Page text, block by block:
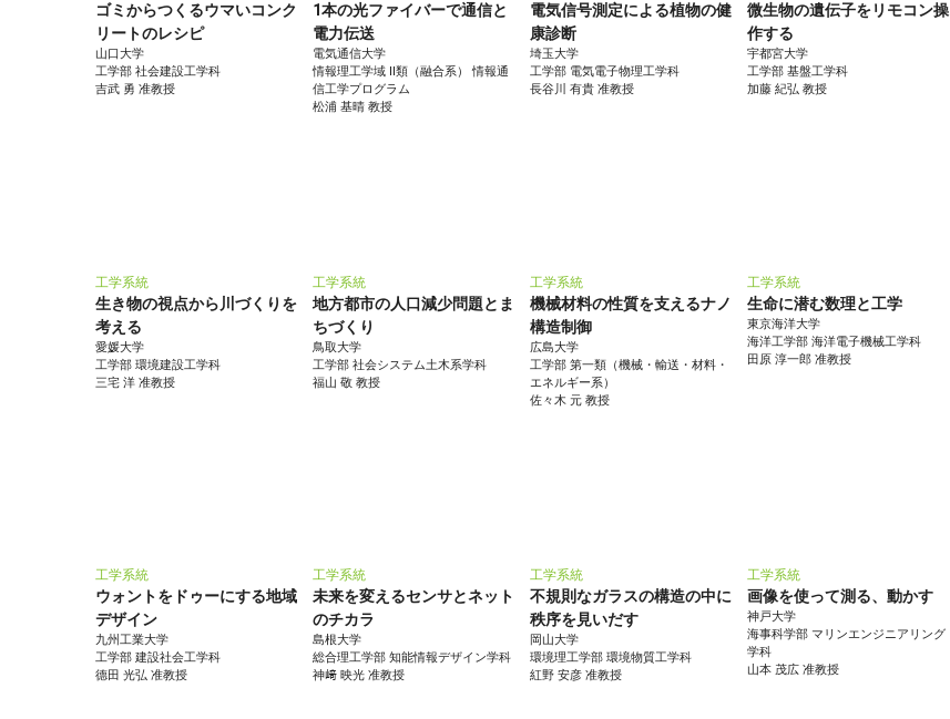
ゴミからつくるウマいコンク
リートのレシピ
山口大学
工学部 社会建設工学科
吉武 勇 准教授
1本の光ファイバーで通信と
電力伝送
電気通信大学
情報理工学域 II類（融合系） 情報通
信工学プログラム
松浦 基晴 教授
電気信号測定による植物の健
康診断
埼玉大学
工学部 電気電子物理工学科
長谷川 有貴 准教授
微生物の遺伝子をリモコン操
作する
宇都宮大学
工学部 基盤工学科
加藤 紀弘 教授
工学系統
生き物の視点から川づくりを
考える
愛媛大学
工学部 環境建設工学科
三宅 洋 准教授
工学系統
地方都市の人口減少問題とま
ちづくり
鳥取大学
工学部 社会システム土木系学科
福山 敬 教授
工学系統
機械材料の性質を支えるナノ
構造制御
広島大学
工学部 第一類（機械・輸送・材料・
エネルギー系）
佐々木 元 教授
工学系統
生命に潜む数理と工学
東京海洋大学
海洋工学部 海洋電子機械工学科
田原 淳一郎 准教授
工学系統
ウォントをドゥーにする地域
デザイン
九州工業大学
工学部 建設社会工学科
德田 光弘 准教授
工学系統
未来を変えるセンサとネット
のチカラ
島根大学
総合理工学部 知能情報デザイン学科
神﨑 映光 准教授
工学系統
不規則なガラスの構造の中に
秩序を見いだす
岡山大学
環境理工学部 環境物質工学科
紅野 安彦 准教授
工学系統
画像を使って測る、動かす
神戸大学
海事科学部 マリンエンジニアリング
学科
山本 茂広 准教授